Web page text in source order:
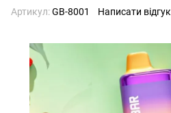
Артикул:GB-8001 Написати відгук